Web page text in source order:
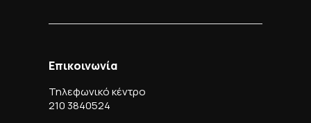
Επικοινωνία
Τηλεφωνικό κέντρο
210 3840524